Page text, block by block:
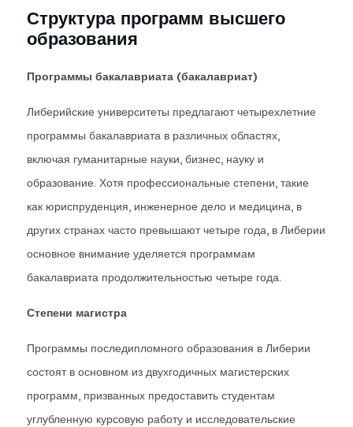
Структура программ высшего
образования
Программы бакалавриата (бакалавриат)
Либерийские университеты предлагают четырехлетние
программы бакалавриата в различных областях,
включая гуманитарные науки, бизнес, науку и
образование. Хотя профессиональные степени, такие
как юриспруденция, инженерное дело и медицина, в
других странах часто превышают четыре года, в Либерии
основное внимание уделяется программам
бакалавриата продолжительностью четыре года.
Степени магистра
Программы последипломного образования в Либерии
состоят в основном из двухгодичных магистерских
программ, призванных предоставить студентам
углубленную курсовую работу и исследовательские